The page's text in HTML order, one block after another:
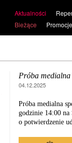
Aktualności
Bieżące
Promocje
Próba
04.12.2025
Próba medialna
godzinie 14:00 na
o potwierdzenie